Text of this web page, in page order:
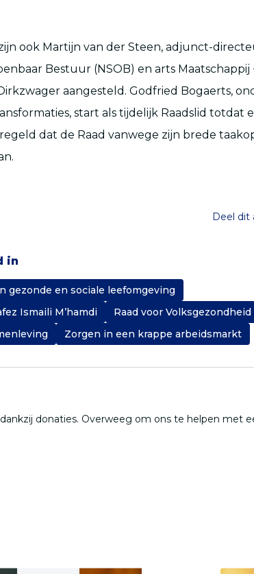
zijn ook Martijn van der Steen, adjunct-
Bestuur (NSOB) en arts Maatschappij
aangesteld. Godfried Bogaerts,
start als tijdelijk Raadslid totdat
dat de Raad vanwege zijn brede
Deel dit
in
gezonde en sociale leefomgeving
Ismaili M’hamdi
Raad voor
Zorgen in een krappe arbeidsmarkt
donaties. Overweeg om ons te helpen met